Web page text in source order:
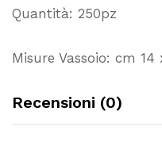
Quantità: 250pz
Misure Vassoio: cm 14
Recensioni (0)